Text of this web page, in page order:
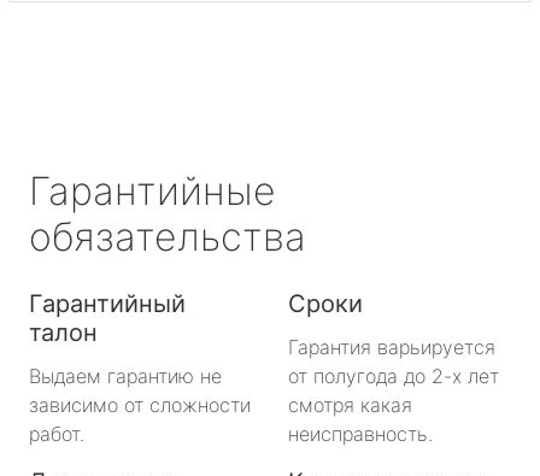
Гарантийные
обязательства
Гарантийный
талон
Выдаем гарантию не
зависимо от сложности
работ.
Сроки
Гарантия варьируется
от полугода до 2-х лет
смотря какая
неисправность.